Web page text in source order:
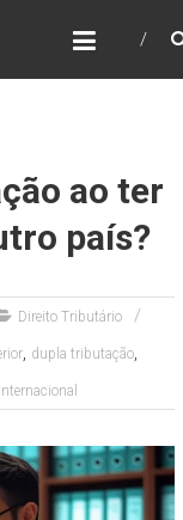
ao ter
país?
Direito Tributário
, dupla tributação,